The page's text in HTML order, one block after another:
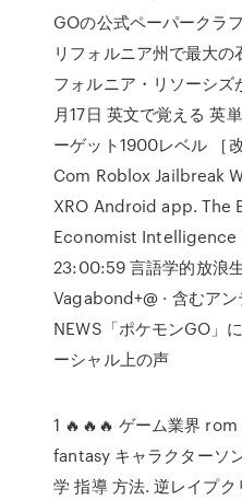
GOの公式ペーパークラ
リフォルニア州で最大の
フォルニア・リソーシ
月17日 英文で覚える 英
ーゲット1900レベル ［
Com Roblox Jailbreak
XRO Android app. The
Economist Intelligence
23:00:59 言語学的放浪
Vagabond+@ · 含むア
NEWS「ポケモンGO」
ーシャル上の声
1 🔥🔥🔥 ゲーム業界
fantasy キャラクターソ
学 指導 方法. 逆レイプク